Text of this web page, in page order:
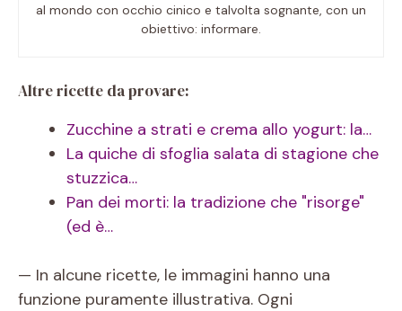
al mondo con occhio cinico e talvolta sognante, con un
obiettivo: informare.
Altre ricette da provare:
Zucchine a strati e crema allo yogurt: la…
La quiche di sfoglia salata di stagione che
stuzzica…
Pan dei morti: la tradizione che "risorge"
(ed è…
— In alcune ricette, le immagini hanno una
funzione puramente illustrativa. Ogni